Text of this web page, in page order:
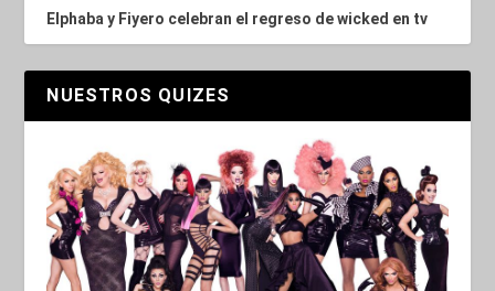
Elphaba y Fiyero celebran el regreso de wicked en tv
NUESTROS QUIZES